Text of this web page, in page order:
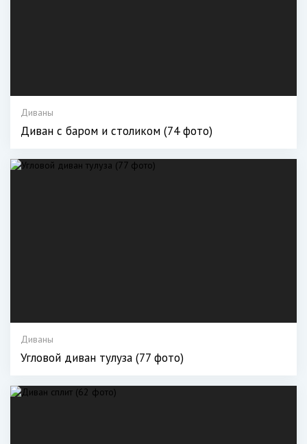
Диваны
Диван с баром и столиком (74 фото)
Диваны
Угловой диван тулуза (77 фото)